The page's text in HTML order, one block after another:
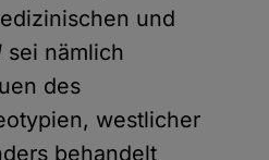
und
sei nämlich
des
westlicher
behandelt